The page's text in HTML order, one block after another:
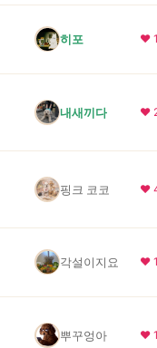
히포 ❤ 1
내새끼다 ❤
핑크 코코 ❤
각설이지요 ❤ 1
뿌꾸엉아 ❤ 1